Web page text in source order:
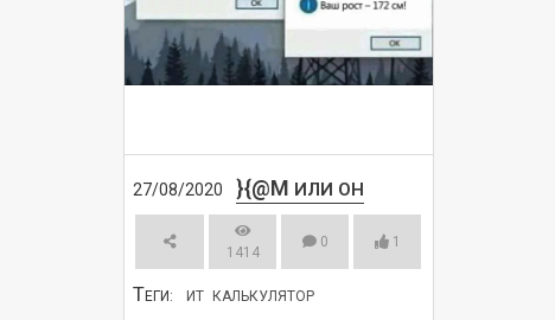
27/08/2020 }{@M ИЛИ ОН
1414
0 1
ТЕГИ: ИТ КАЛЬКУЛЯТОР